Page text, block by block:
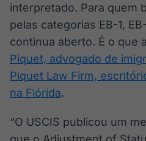
interpretado. Para quem
pelas categorias EB-1,
continua aberto. É o que
Piquet, advogado de
Piquet Law Firm,
na Flórida.
“O USCIS publicou um